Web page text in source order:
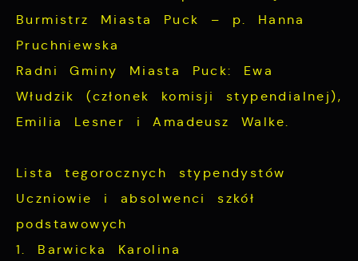
Burmistrz Miasta Puck – p. Hanna
Pruchniewska
Radni Gminy Miasta Puck: Ewa
Włudzik (członek komisji stypendialnej),
Emilia Lesner i Amadeusz Walke.
Lista tegorocznych stypendystów
Uczniowie i absolwenci szkół
podstawowych
1. Barwicka Karolina